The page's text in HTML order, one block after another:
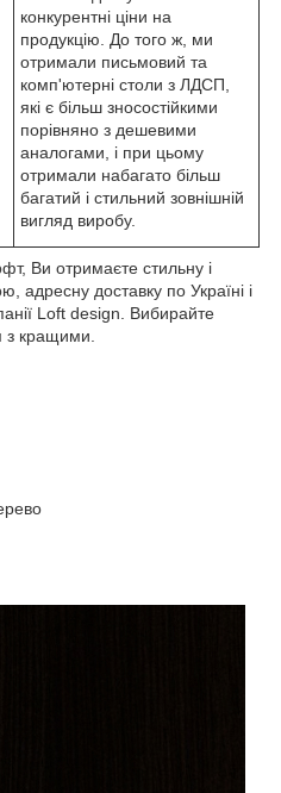
конкурентні ціни на
продукцію. До того ж, ми
отримали письмовий та
комп'ютерні столи з ЛДСП,
які є більш зносостійкими
порівняно з дешевими
аналогами, і при цьому
отримали набагато більш
багатий і стильний зовнішній
вигляд виробу.
Ви отримаєте стильну і
адресну доставку по Україні і
Loft design. Вибирайте
з кращими.